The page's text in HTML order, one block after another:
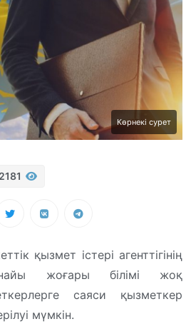
Көрнекі сурет
2181
қызмет істері агенттігінің
жоғары білімі жоқ
саяси қызметкер
мүмкін.